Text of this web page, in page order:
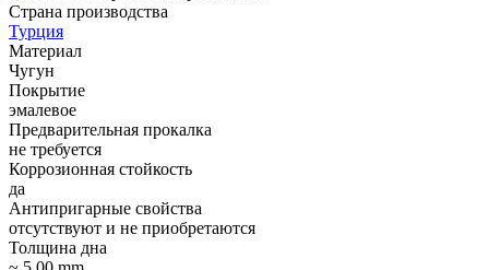
Страна производства
Турция
Материал
Чугун
Покрытие
эмалевое
Предварительная прокалка
не требуется
Коррозионная стойкость
да
Антипригарные свойства
отсутствуют и не приобретаются
Толщина дна